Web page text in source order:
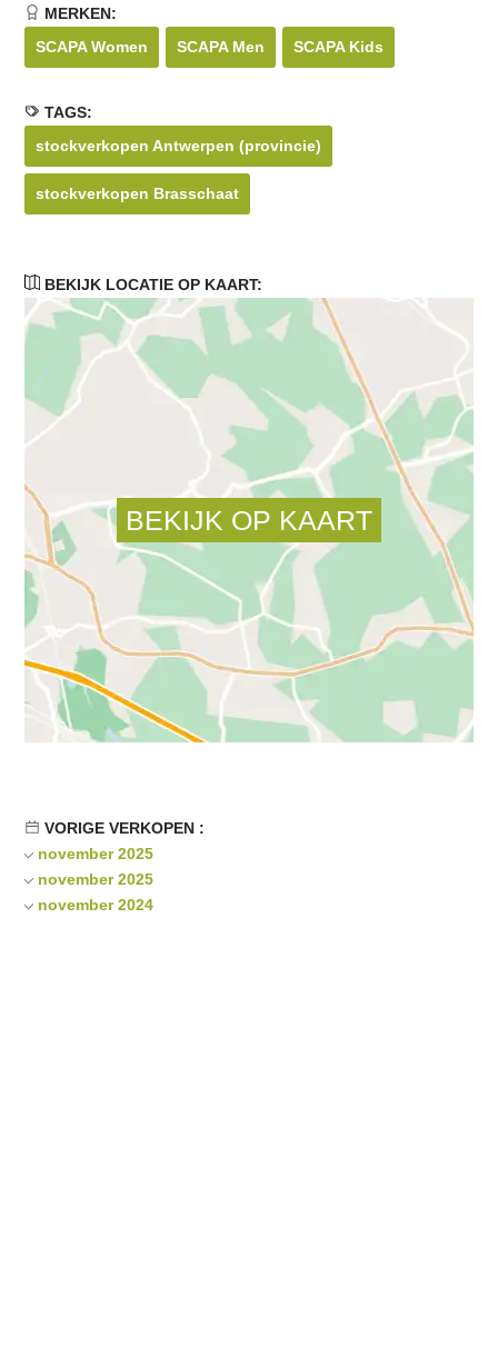
MERKEN:
SCAPA Women
SCAPA Men SCAPA Kids
TAGS:
stockverkopen Antwerpen (provincie)
stockverkopen Brasschaat
BEKIJK LOCATIE OP KAART:
VORIGE VERKOPEN :
november 2025
november 2025
november 2024